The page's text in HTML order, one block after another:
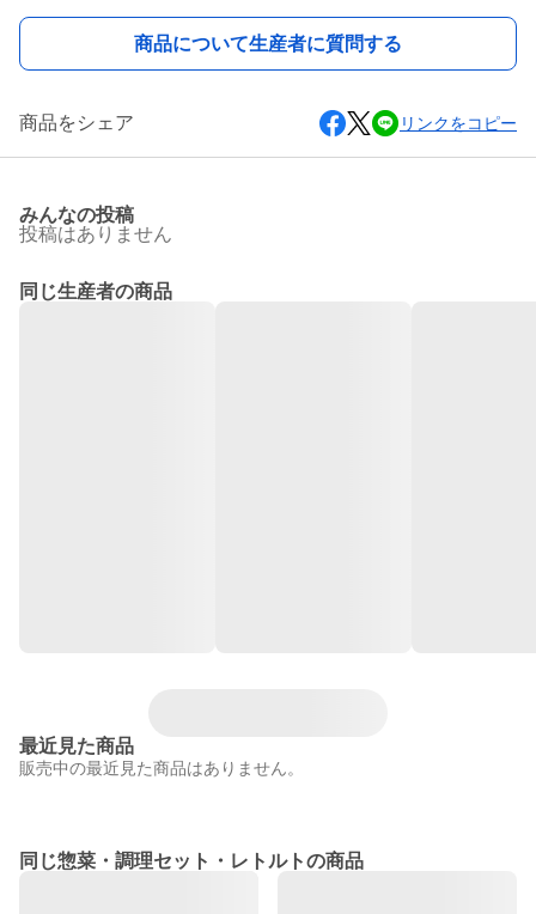
商品について生産者に質問する
商品をシェア リンクをコピー
みんなの投稿
投稿はありません
同じ生産者の商品
最近見た商品
販売中の最近見た商品はありません。
同じ惣菜・調理セット・レトルトの商品